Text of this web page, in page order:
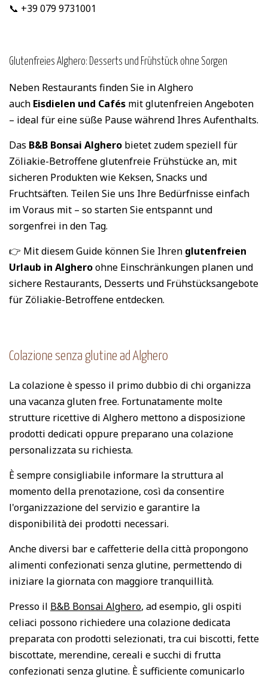
📞 +39 079 9731001
Glutenfreies Alghero: Desserts und Frühstück ohne Sorgen
Neben Restaurants finden Sie in Alghero
auch Eisdielen und Cafés mit glutenfreien Angeboten
– ideal für eine süße Pause während Ihres Aufenthalts.
Das B&B Bonsai Alghero bietet zudem speziell für
Zöliakie-Betroffene glutenfreie Frühstücke an, mit
sicheren Produkten wie Keksen, Snacks und
Fruchtsäften. Teilen Sie uns Ihre Bedürfnisse einfach
im Voraus mit – so starten Sie entspannt und
sorgenfrei in den Tag.
👉 Mit diesem Guide können Sie Ihren glutenfreien
Urlaub in Algheroohne Einschränkungen planen und
sichere Restaurants, Desserts und Frühstücksangebote
für Zöliakie-Betroffene entdecken.
Colazione senza glutine ad Alghero
La colazione è spesso il primo dubbio di chi organizza
una vacanza gluten free. Fortunatamente molte
strutture ricettive di Alghero mettono a disposizione
prodotti dedicati oppure preparano una colazione
personalizzata su richiesta.
È sempre consigliabile informare la struttura al
momento della prenotazione, così da consentire
l'organizzazione del servizio e garantire la
disponibilità dei prodotti necessari.
Anche diversi bar e caffetterie della città propongono
alimenti confezionati senza glutine, permettendo di
iniziare la giornata con maggiore tranquillità.
Presso il B&B Bonsai Alghero, ad esempio, gli ospiti
celiaci possono richiedere una colazione dedicata
preparata con prodotti selezionati, tra cui biscotti, fette
biscottate, merendine, cereali e succhi di frutta
confezionati senza glutine. È sufficiente comunicarlo